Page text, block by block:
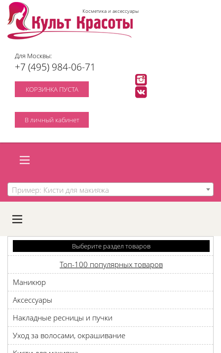
Косметика и аксессуары
Для Москвы:
+7 (495) 984-06-71
КОРЗИНКА ПУСТА
В личный кабинет
Пример: Кисти для макияжа
A
C
D
Выберите раздел товаров
Топ-100 популярных товаров
Маникюр
Аксессуары
Накладные ресницы и пучки
Уход за волосами, окрашивание